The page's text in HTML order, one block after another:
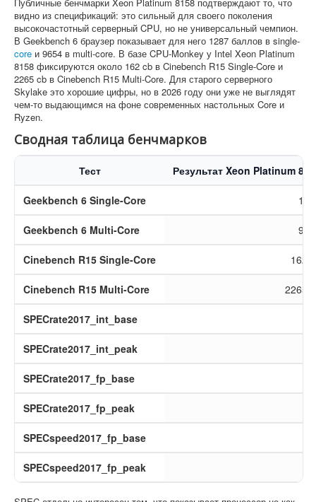
видно из спецификаций: это сильный для своего поколения
высокочастотный серверный CPU, но не универсальный чемпион.
В Geekbench 6 браузер показывает для него 1287 баллов в single-
core и 9654 в multi-core. В базе CPU-Monkey у Intel Xeon Platinum
8158 фиксируются около 162 cb в Cinebench R15 Single-Core и
2265 cb в Cinebench R15 Multi-Core. Для старого серверного
Skylake это хорошие цифры, но в 2026 году они уже не выглядят
чем-то выдающимся на фоне современных настольных Core и
Ryzen.
Сводная таблица бенчмарков
Тест Результат Xeon Platinum
Geekbench 6 Single-Core
Geekbench 6 Multi-Core
Cinebench R15 Single-Core 162
Cinebench R15 Multi-Core 2265
SPECrate2017_int_base
SPECrate2017_int_peak
SPECrate2017_fp_base
SPECrate2017_fp_peak
SPECspeed2017_fp_base
SPECspeed2017_fp_peak